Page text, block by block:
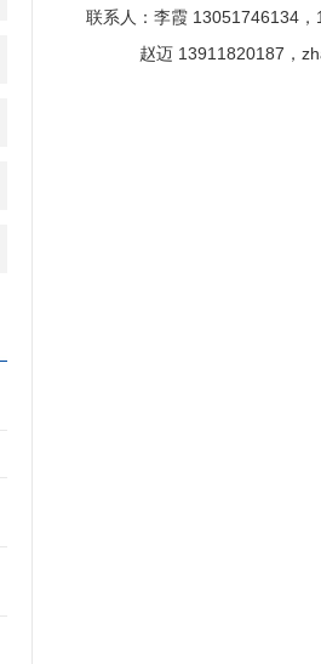
联系人：李霞 13051746134，
赵迈 13911820187，